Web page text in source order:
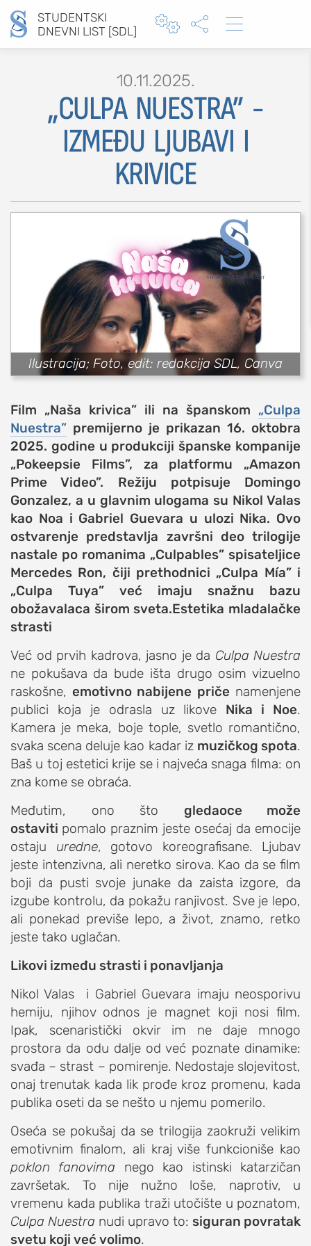
STUDENTSKI
DNEVNI LIST [SDL]
  
Type 2 or more characters for results.
prijava
društvo
kultura
sport
fudbal
košarka
rukomet
e-sport
ostali sportovi
zabava
muzika
putovanja
moda i stil
studenti
organizacije
konkursi
zdravlje
it
kolumna
sdl podkast
STUDENTSKI DNEVNI LIST
o nama
impresum
kontakt
10.11.2025.
„CULPA NUESTRA” -
IZMEĐU LJUBAVI I
KRIVICE
Ilustracija; Foto, edit: redakcija SDL, Canva
Film „Naša krivica” ili na španskom „Culpa
Nuestra” premijerno je prikazan 16. oktobra
2025. godine u produkciji španske kompanije
„Pokeepsie Films”, za platformu „Amazon
Prime Video”. Režiju potpisuje Domingo
Gonzalez, a u glavnim ulogama su Nikol Valas
kao Noa i Gabriel Guevara u ulozi Nika. Ovo
ostvarenje predstavlja završni deo trilogije
nastale po romanima „Culpables” spisateljice
Mercedes Ron, čiji prethodnici „Culpa Mía” i
„Culpa Tuya” već imaju snažnu bazu
obožavalaca širom sveta.Estetika mladalačke
strasti
Već od prvih kadrova, jasno je da Culpa Nuestra
ne pokušava da bude išta drugo osim vizuelno
raskošne, emotivno nabijene priče namenjene
publici koja je odrasla uz likove Nika i Noe.
Kamera je meka, boje tople, svetlo romantično,
svaka scena deluje kao kadar iz muzičkog spota.
Baš u toj estetici krije se i najveća snaga filma: on
zna kome se obraća.
Međutim, ono što gledaoce može
ostaviti pomalo praznim jeste osećaj da emocije
ostaju uredne, gotovo koreografisane. Ljubav
jeste intenzivna, ali neretko sirova. Kao da se film
boji da pusti svoje junake da zaista izgore, da
izgube kontrolu, da pokažu ranjivost. Sve je lepo,
ali ponekad previše lepo, a život, znamo, retko
jeste tako uglačan.
Likovi između strasti i ponavljanja
Nikol Valas i Gabriel Guevara imaju neosporivu
hemiju, njihov odnos je magnet koji nosi film.
Ipak, scenaristički okvir im ne daje mnogo
prostora da odu dalje od već poznate dinamike:
svađa – strast – pomirenje. Nedostaje slojevitost,
onaj trenutak kada lik prođe kroz promenu, kada
publika oseti da se nešto u njemu pomerilo.
Oseća se pokušaj da se trilogija zaokruži velikim
emotivnim finalom, ali kraj više funkcioniše kao
poklon fanovima nego kao istinski katarzičan
završetak. To nije nužno loše, naprotiv, u
vremenu kada publika traži utočište u poznatom,
Culpa Nuestra nudi upravo to: siguran povratak
svetu koji već volimo.